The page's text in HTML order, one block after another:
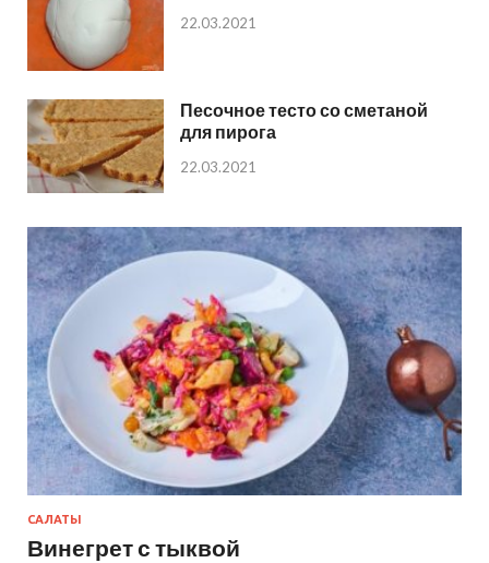
22.03.2021
Песочное тесто со сметаной
для пирога
22.03.2021
САЛАТЫ
Винегрет с тыквой